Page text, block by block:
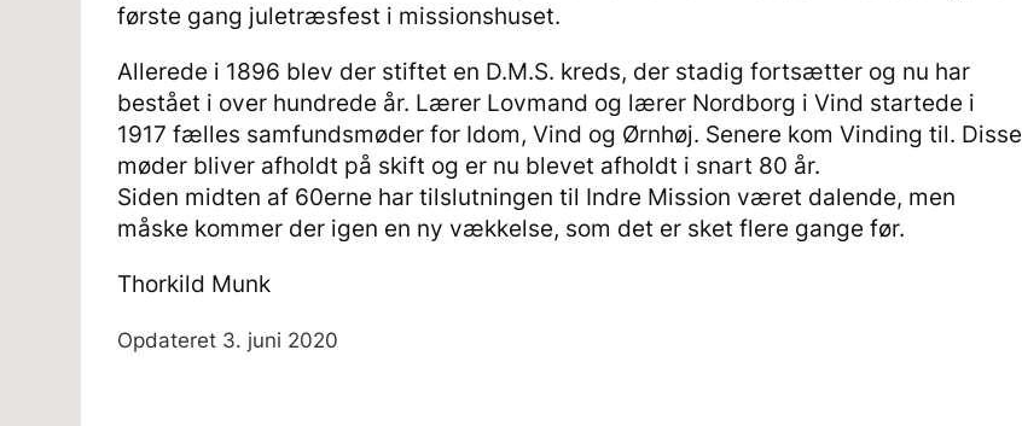
første gang juletræsfest i missionshuset.
Allerede i 1896 blev der stiftet en D.M.S. kreds, der stadig fortsætter og nu har
bestået i over hundrede år. Lærer Lovmand og lærer Nordborg i Vind startede i
1917 fælles samfundsmøder for Idom, Vind og Ørnhøj. Senere kom Vinding til. Disse
møder bliver afholdt på skift og er nu blevet afholdt i snart 80 år.
Siden midten af 60erne har tilslutningen til Indre Mission været dalende, men
måske kommer der igen en ny vækkelse, som det er sket flere gange før.
Thorkild Munk
Opdateret 3. juni 2020